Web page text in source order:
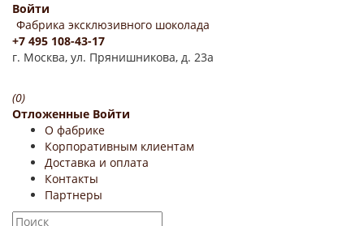
Войти
Фабрика эксклюзивного шоколада
+7 495 108-43-17
г. Москва, ул. Прянишникова, д. 23а
(0)
Отложенные Войти
О фабрике
Корпоративным клиентам
Доставка и оплата
Контакты
Партнеры